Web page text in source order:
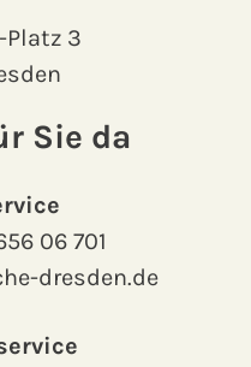
Platz 3
Sie da
06 701
dresden.de